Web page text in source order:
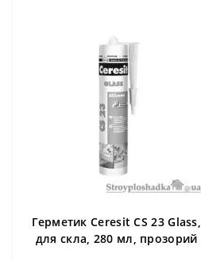
Герметик Ceresit CS 23 Glass,
для скла, 280 мл, прозорий